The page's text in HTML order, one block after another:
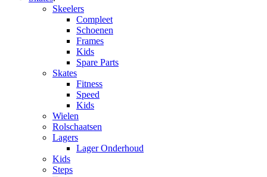
Skeelers
Compleet
Schoenen
Frames
Kids
Spare Parts
Skates
Fitness
Speed
Kids
Wielen
Rolschaatsen
Lagers
Lager Onderhoud
Kids
Steps